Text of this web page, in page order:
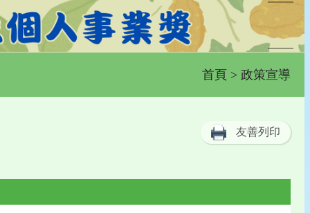
首頁 > 政策宣導
友善列印